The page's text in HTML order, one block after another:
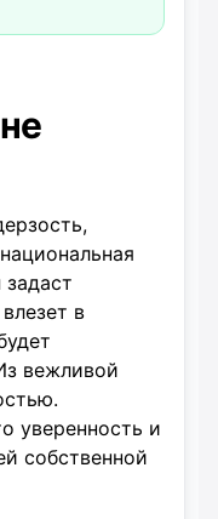
в
вежливой
уверенность и
собственной